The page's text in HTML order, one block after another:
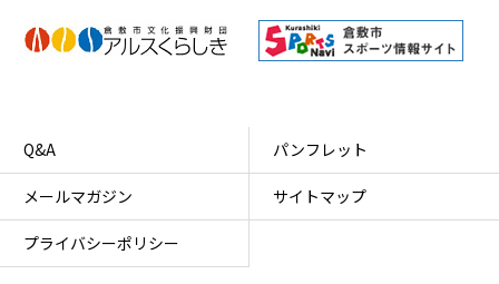
Q&A パンフレット
メールマガジン サイトマップ
プライバシーポリシー